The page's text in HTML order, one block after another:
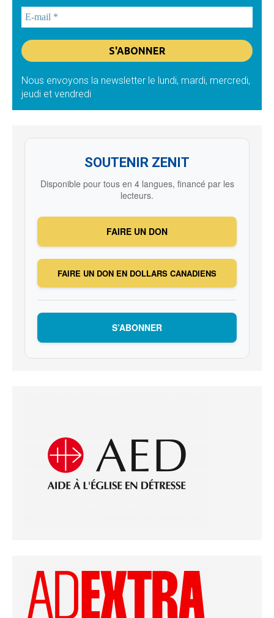
Nous envoyons la newsletter le lundi, mardi, mercredi,
jeudi et vendredi
SOUTENIR ZENIT
Disponible pour tous en 4 langues, financé par les
lecteurs.
FAIRE UN DON
FAIRE UN DON EN DOLLARS CANADIENS
S’ABONNER